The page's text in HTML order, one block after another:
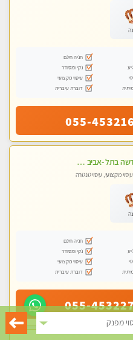
מפנק
חניה חינם
נקי ומסודר
עיסוי מקצועי
דוברת עיברית
055-
מעסה חדשה בתל -אביב מטפלת מקצוענית ידי זהב VIP-מומלץ לחלוטין! פרטי! ​​​​​​ Highly recommended-
מקצועי, עיסוי טנטרה
חניה חינם
נקי ומסודר
עיסוי מקצועי
דוברת עיברית
055-